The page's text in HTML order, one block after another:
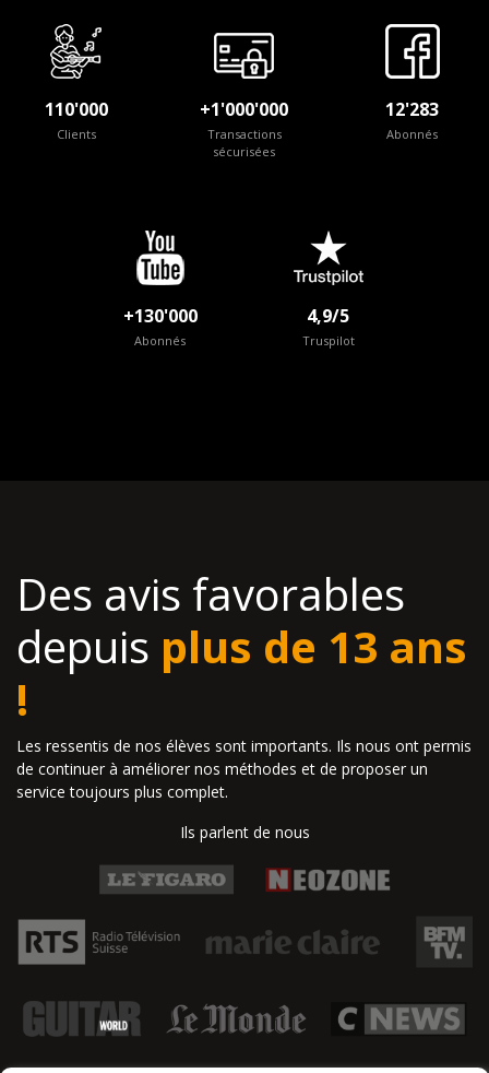
110'000
Clients
+1'000'000
Transactions
sécurisées
12'283
Abonnés
+130'000
Abonnés
4,9/5
Truspilot
Des avis favorables
depuis plus de 13 ans
!
Les ressentis de nos élèves sont importants. Ils nous ont permis
de continuer à améliorer nos méthodes et de proposer un
service toujours plus complet.
Ils parlent de nous